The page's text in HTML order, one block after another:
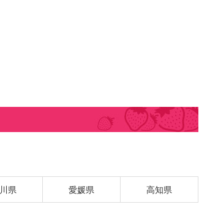
県 愛媛県 高知県